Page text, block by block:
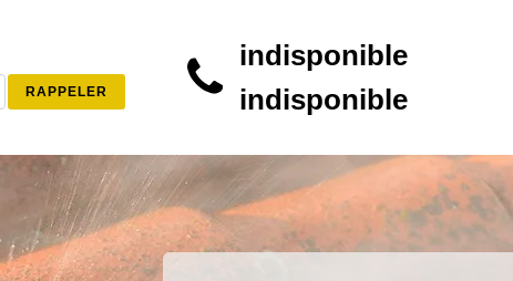
indisponible
indisponible